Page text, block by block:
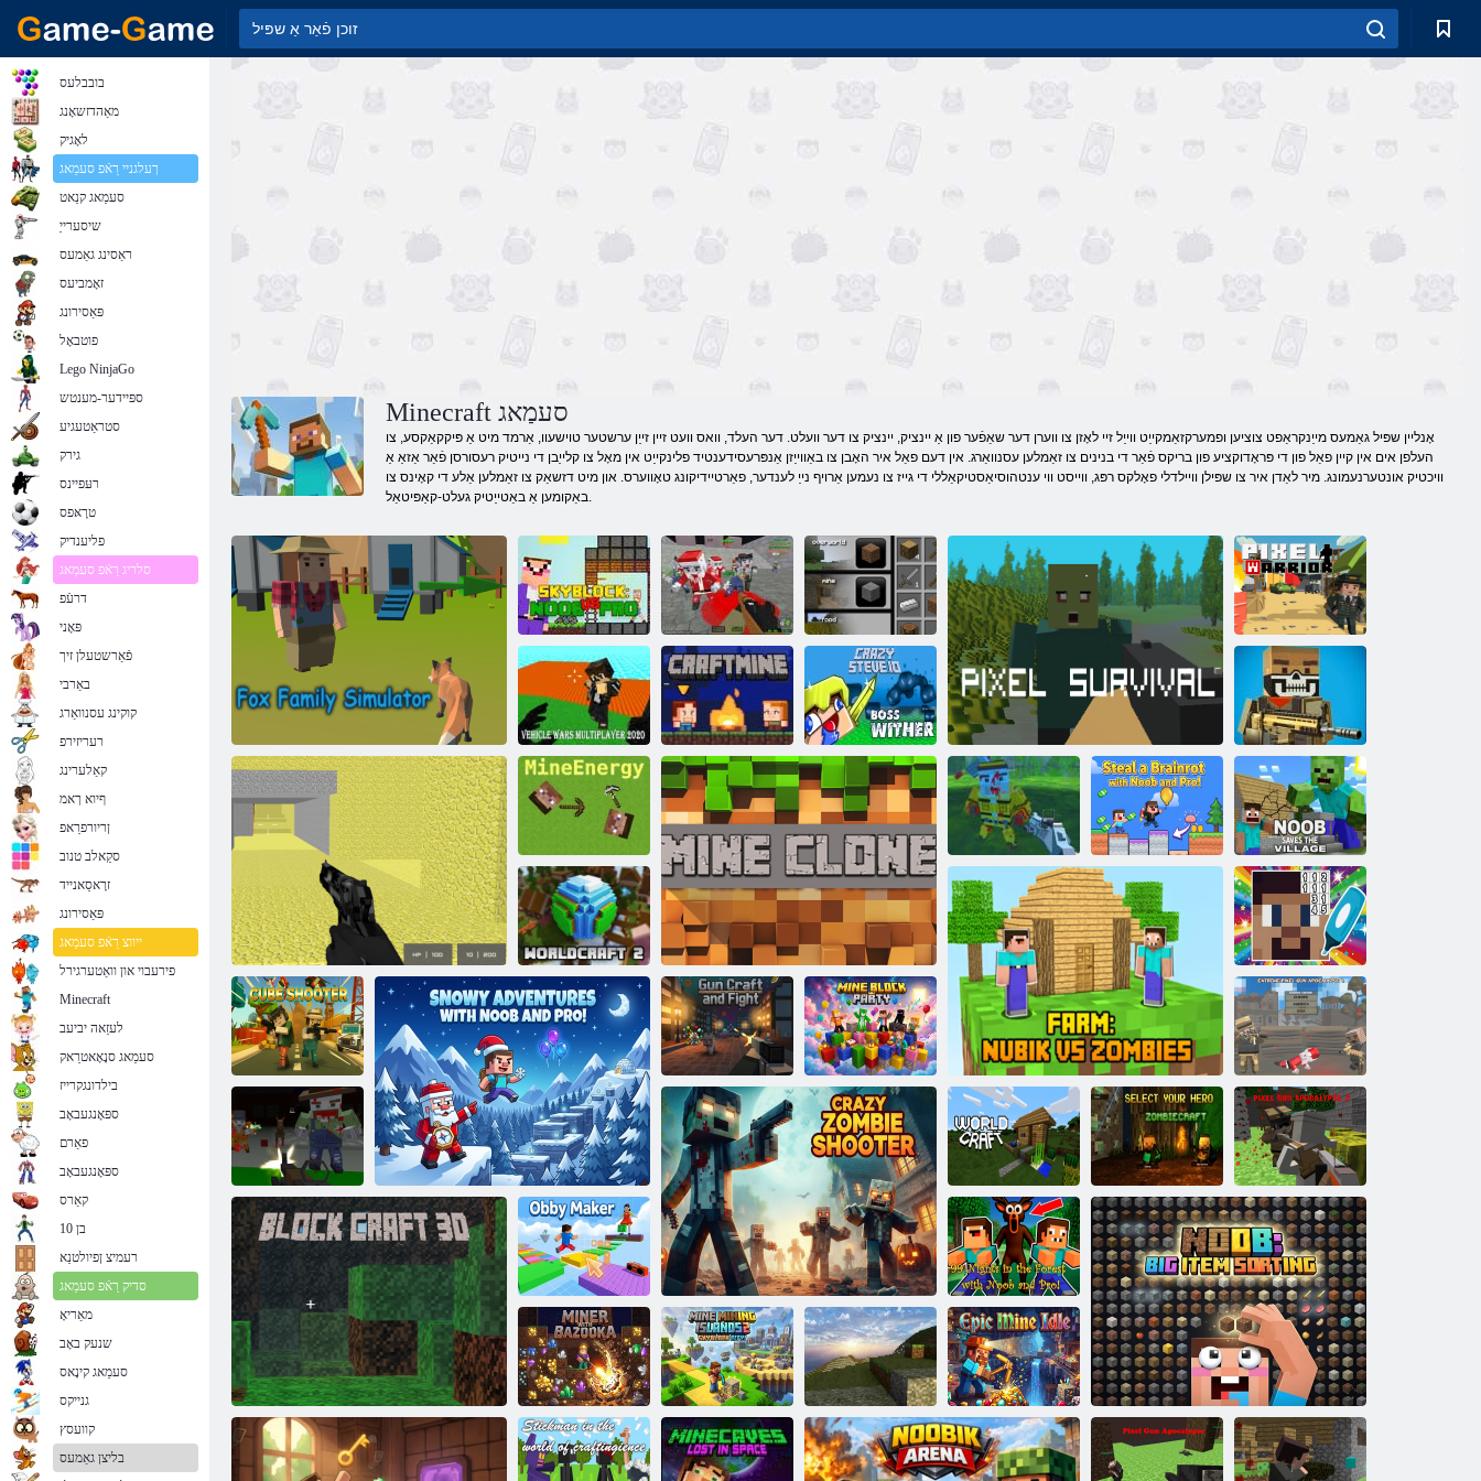
Minecraft סעמַאג
אָנליין שפּיל גאַמעס מייַנקראַפט צוציען ופמערקזאַמקייַט ווייַל זיי לאָזן צו ווערן דער שאַפֿער פון אַ יינציק, יינציק צו דער וועלט. דער העלד, וואס וועט זיין זייַן ערשטער טוישעוו, אַרמד מיט אַ פּיקקאַקסע, צו
העלפן אים אין קיין פאַל פון די פּראָדוקציע פון ​​בריקס פֿאַר די בנינים צו זאַמלען עסנוואַרג. אין דעם פאַל איר האָבן צו באַווייַזן אַנפּרעסידענטיד פלינקייַט אין מאָל צו קלייַבן די נייטיק רעסורסן פֿאַר אַזאַ אַ
וויכטיק אונטערנעמונג. מיר לאַדן איר צו שפּילן וויילדלי פאָלקס רפּג, ווייסט ווי ענטהוסיאַסטיקאַללי די גייז צו נעמען אַרויף נייַ לענדער, פאַרטיידיקונג טאָווערס. און מיט דזשאַק צו זאַמלען אַלע די קאָינס צו
באַקומען אַ באַטייַטיק געלט-קאַפּיטאַל.
רעטיילַאימיס החּפשמ סקָאפ
Noob vs pro
skyblock
עיבמָאז
עסּפילַאקָאּפַא
סרַאוו לעסקיּפ
טפַארקדנירג
לַאוויוורוס לעסקיּפ
רָאיררַאוו לעסקיּפ
2020
רעַיילּפיטלומ
סרַאוו לטימרָאפ
ןיימפַארק
רעַיילּפיטלומ טַאבמָאק לעסקיּפ
CrazySteve. io
רעפרָאוו לעסקיּפ
עגושמ
Minyengy
4 ןוָאלק ןיימ
Gunshot Gang
!Pro ןוא Noob
טימ טָארניַארב ַא
ןענעוונַאג
סעווַאס
סעיבמָאז סוו קיבונ :םרַאפ
2 טפַארקטלעוו סבַאמ ןַיימ טנייּפ
רעטוש עבוק
!ָארּפ ןוא בָאָאנ טימ זרעשטנעוודַא קייינש
ףמַאק ןוא טפַארק
סקיב
ייטראפ קַאלב ןַיימ
3 עסּפילַאקָאּפַא
סקיב לעסקיּפ
םערטסקע
6 עסּפילַאקָאּפַא
סקיב לעסקיּפ
טפַארק טלעוו Zomberbersylat
2 עסּפילַאקָאּפַא
סקיב לעסקיּפ
רעקַאמ יבָא
!ָארּפ ןוא בָאָאנ
טימ דלַאוו רעד
ןיא טכענ 99
!יטיס קקָאלביקס
:2 ןעלזניא גניניימ
בובבלעס
מאַהדזשאָנג
לאָגיק
ךעלגניי רַאֿפ סעמַאג
סעמַאג קנַאט
שיסערייַ
ראַסינג גאַמעס
זאָמביעס
פּאַסירונג
פוטבאָל
Lego NinjaGo
ספּיידער-מענטש
סטראַטעגיע
גירק
רעּפיינס
טרָאּפס
פליענדיק
סלריג רַאֿפ סעמַאג
דרעֿפ
פּאָני
פֿאַרשטעלן זיך
באַרבי
קוקינג עסנוואַרג
רעריזירפ
קאַלערינג
ףיוא ךאמ
ןריורפרַאפ
סקַאלב טנוב
זרָאסַאנייד
פּאַסירונג
ייווצ רַאֿפ סעמַאג
פירעבוי און וואַטערגירל
Minecraft
לעזַאה יביעב
סעמַאג סנָאָאטרַאק
בילדונגקרייז
ספּאָנגעבאָב
פאַרם
ספּאָנגעבאָב
קאַרס
בן 10
רעמיצ ןפיולטנַא
סדיק רַאֿפ סעמַאג
מאַריאָ
שנעק באָב
סעמַאג קינָאס
גנייקס
קוועסץ
בליצן גאַמעס